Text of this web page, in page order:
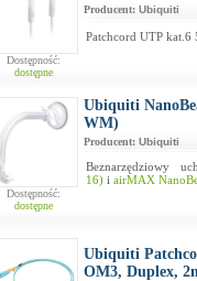
Dostępność:
dostępne
Producent: Ubiquiti
Patchcord UTP kat.6
Dostępność:
dostępne
Ubiquiti
WM)
Producent: Ubiquiti
Beznarzędziowy
16) i airMAX
Ubiquiti
OM3, Duplex,